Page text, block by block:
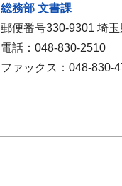
総務部 文書課
郵便番号330-9301 埼
電話：048-830-2510
ファックス：048-830-